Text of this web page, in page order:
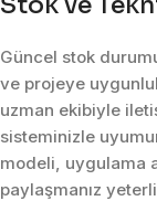
Güncel stok
ve projeye
uzman ekibiyle
sisteminizle
modeli, uygulama
paylaşmanız